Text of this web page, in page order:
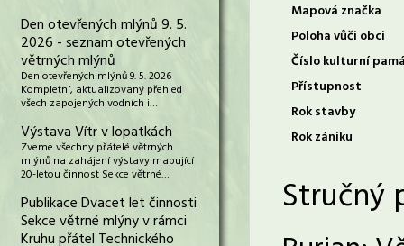
Den otevřených mlýnů 9. 5.
2026 - seznam otevřených
větrných mlýnů
Den otevřených mlýnů 9. 5. 2026
Kompletní, aktualizovaný přehled
všech zapojených vodních i…
Výstava Vítr v lopatkách
Zveme všechny přátelé větrných
mlýnů na zahájení výstavy mapující
20-letou činnost Sekce větrné…
Publikace Dvacet let činnosti
Sekce větrné mlýny v rámci
Kruhu přátel Technického
Mapová značka
Poloha vůči obci
Číslo kulturní
Přístupnost
Rok stavby
Rok zániku
Stručný